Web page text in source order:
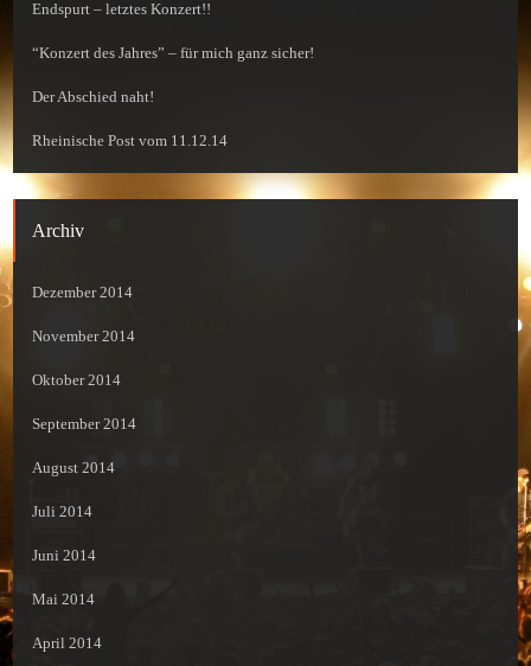
Endspurt – letztes Konzert!!
“Konzert des Jahres” – für mich ganz sicher!
Der Abschied naht!
Rheinische Post vom 11.12.14
Archiv
Dezember 2014
November 2014
Oktober 2014
September 2014
August 2014
Juli 2014
Juni 2014
Mai 2014
April 2014